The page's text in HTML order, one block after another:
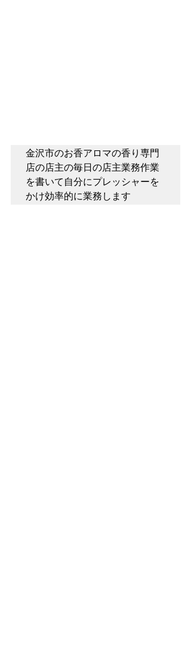
金沢市のお香アロマの香り専門
店の店主の毎日の店主業務作業
を書いて自分にプレッシャーを
かけ効率的に業務します